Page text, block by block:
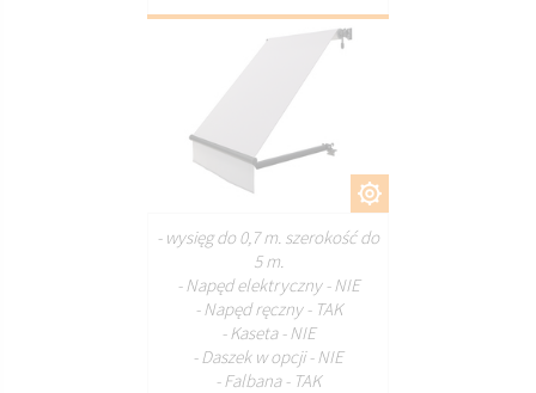
- wysięg do 0,7 m. szerokość do
5 m.
- Napęd elektryczny - NIE
- Napęd ręczny - TAK
- Kaseta - NIE
- Daszek w opcji - NIE
- Falbana - TAK